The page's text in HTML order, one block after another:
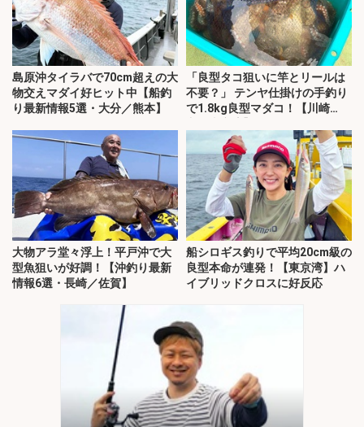
島原沖タイラバで70cm超えの大
物交えマダイ好ヒット中【船釣
り最新情報5選・大分／熊本】
「良型タコ狙いに竿とリールは
不要？」 テンヤ仕掛けの手釣り
で1.8kg良型マダコ！【川崎
大物アラ堂々浮上！平戸沖で大
型魚狙いが好調！【沖釣り最新
情報6選・長崎／佐賀】
船シロギス釣りで平均20cm級の
良型本命が連発！【東京湾】ハ
イブリッドクロスに好反応